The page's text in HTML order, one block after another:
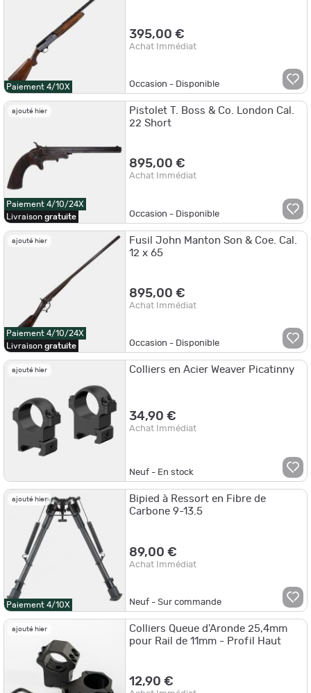
Paiement 4/10X
395,00 €
Achat Immédiat
Occasion - Disponible
ajouté hier
Paiement 4/10/24X
Livraison gratuite
Pistolet T. Boss & Co. London Cal.
22 Short
895,00 €
Achat Immédiat
Occasion - Disponible
ajouté hier
Paiement 4/10/24X
Livraison gratuite
Fusil John Manton Son & Coe. Cal.
12 x 65
895,00 €
Achat Immédiat
Occasion - Disponible
ajouté hier Colliers en Acier Weaver Picatinny
34,90 €
Achat Immédiat
Neuf - En stock
ajouté hier
Paiement 4/10X
Bipied à Ressort en Fibre de
Carbone 9-13.5
89,00 €
Achat Immédiat
Neuf - Sur commande
ajouté hier
Colliers Queue d'Aronde 25,4mm
pour Rail de 11mm - Profil Haut
12,90 €